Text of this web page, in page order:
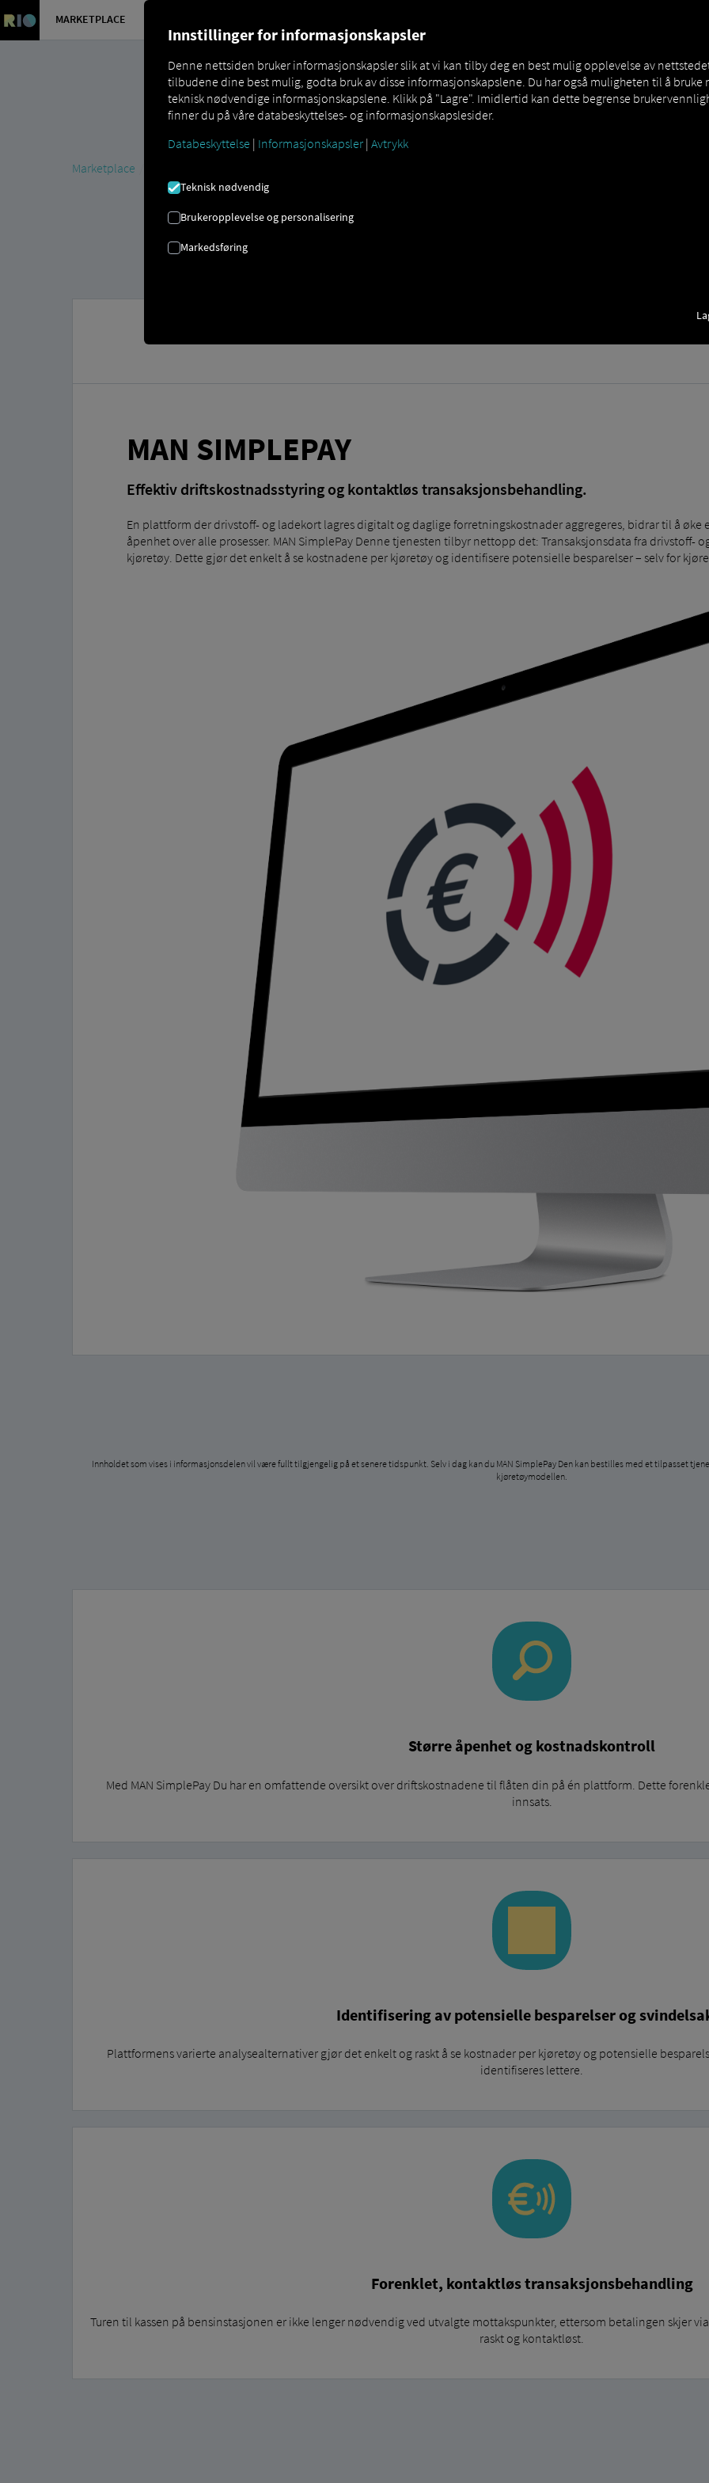
MARKETPLACE
Marketplace
MAN SIMPLEPAY
Effektiv driftskostnadsstyring og kontaktløs transaksjonsbehandling.
En plattform der drivstoff- og ladekort lagres digitalt og daglige forretningskostnader aggregeres, bidrar til å øke
åpenhet over alle prosesser. MAN SimplePay Denne tjenesten tilbyr nettopp det: Transaksjonsdata fra drivstoff-
kjøretøy. Dette gjør det enkelt å se kostnadene per kjøretøy og identifisere potensielle besparelser – selv for
Innholdet som vises i informasjonsdelen vil være fullt tilgjengelig på et senere tidspunkt. Selv i dag kan du MAN SimplePay Den kan bestilles med et tilpasset
kjøretøymodellen.
Større åpenhet og kostnadskontroll
Med MAN SimplePay Du har en omfattende oversikt over driftskostnadene til flåten din på én plattform. Dette
innsats.
Identifisering av potensielle besparelser og
Plattformens varierte analysealternativer gjør det enkelt og raskt å se kostnader per kjøretøy og potensielle
identifiseres lettere.
Forenklet, kontaktløs transaksjonsbehandling
Turen til kassen på bensinstasjonen er ikke lenger nødvendig ved utvalgte mottakspunkter, ettersom betalingen skjer
raskt og kontaktløst.
Innstillinger for informasjonskapsler
Denne nettsiden bruker informasjonskapsler slik at vi kan tilby deg en best mulig opplevelse av
tilbudene dine best mulig, godta bruk av disse informasjonskapslene. Du har også muligheten til å bruke
teknisk nødvendige informasjonskapslene. Klikk på "Lagre". Imidlertid kan dette begrense
finner du på våre databeskyttelses- og informasjonskapslesider.
Databeskyttelse | Informasjonskapsler | Avtrykk
Teknisk nødvendig
Brukeropplevelse og personalisering
Markedsføring